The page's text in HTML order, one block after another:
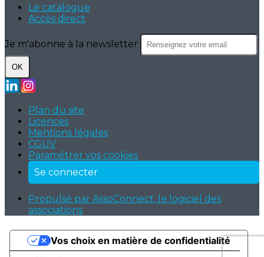
Le catalogue
Accès direct
Je m'abonne à la newsletter
OK
Plan du site
Licences
Mentions légales
CGUV
Paramétrer vos cookies
Se connecter
Propulsé par AssoConnect, le logiciel des
associations
Vos choix en matière de confidentialité